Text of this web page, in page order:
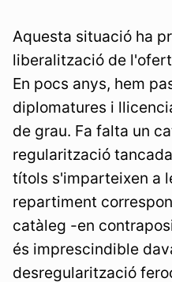
Aquesta situació ha
liberalització de
En pocs anys, hem
diplomatures i
de grau. Fa falta un
regularització
títols s'imparteixen a
repartiment
catàleg -en
és imprescindible
desregularització